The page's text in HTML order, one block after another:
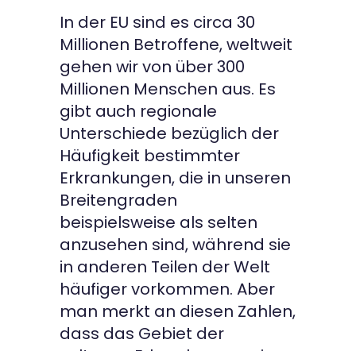
In der EU sind es circa 30
Millionen Betroffene, weltweit
gehen wir von über 300
Millionen Menschen aus. Es
gibt auch regionale
Unterschiede bezüglich der
Häufigkeit bestimmter
Erkrankungen, die in unseren
Breitengraden
beispielsweise als selten
anzusehen sind, während sie
in anderen Teilen der Welt
häufiger vorkommen. Aber
man merkt an diesen Zahlen,
dass das Gebiet der